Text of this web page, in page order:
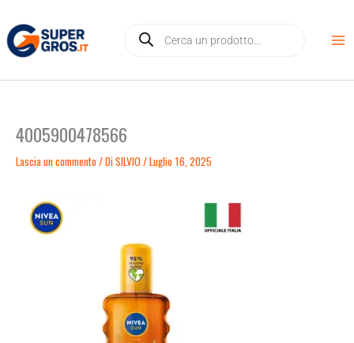
contenuto
search
4005900478566
Lascia un commento/ DiSILVIO/Luglio 16, 2025